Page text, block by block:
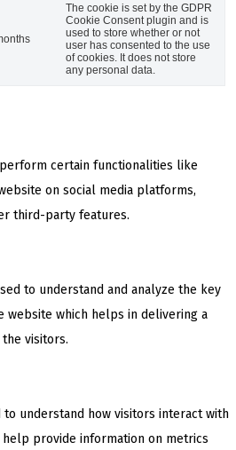
The cookie is set by the GDPR
Cookie Consent plugin and is
used to store whether or not
user has consented to the use
of cookies. It does not store
any personal data.
certain functionalities like
on social media platforms,
third-party features.
to understand and analyze the key
website which helps in delivering a
visitors.
understand how visitors interact with
provide information on metrics